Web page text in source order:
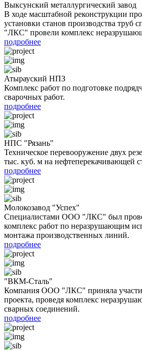
Выксунский металлургический завод
В ходе масштабной реконструкции
установки станов производства труб
"ЛКС" провели комплекс
подробнее
Атырауский НПЗ
Комплекс работ по подготовке
сварочных работ.
подробнее
НПС "Рязань"
Техническое перевооружение двух
тыс. куб. м на нефтеперекачивающей
подробнее
Молокозавод "Успех"
Специалистами ООО "ЛКС" был
комплекс работ по неразрушающим
монтажа производственных линий.
подробнее
"ВКМ-Сталь"
Компания ООО "ЛКС" приняла
проекта, проведя комплекс
сварных соединений.
подробнее